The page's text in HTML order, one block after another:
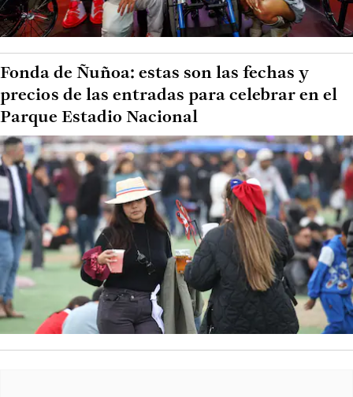
Fonda de Ñuñoa: estas son las fechas y
precios de las entradas para celebrar en el
Parque Estadio Nacional